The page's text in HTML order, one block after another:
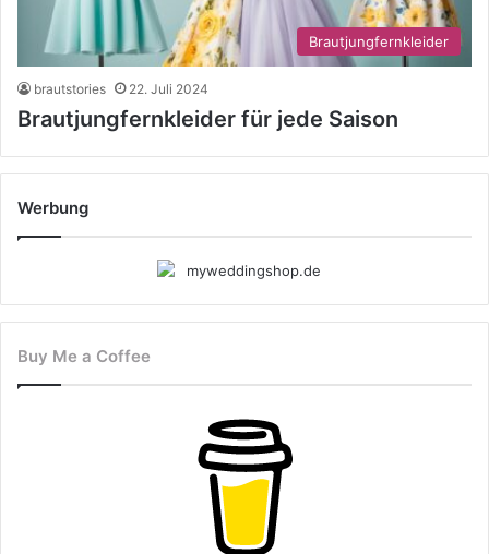
Brautjungfernkleider
brautstories 22. Juli 2024
Brautjungfernkleider für jede Saison
Werbung
Buy Me a Coffee